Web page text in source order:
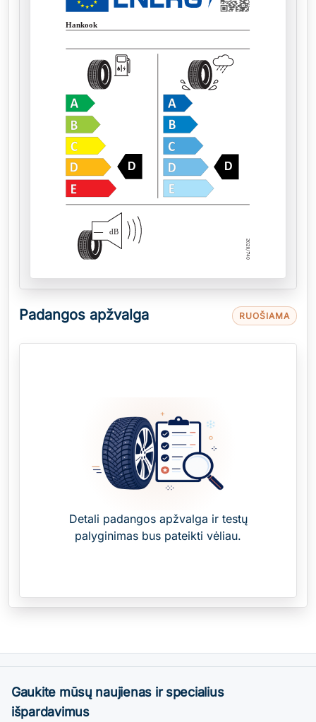
Hankook
D D
— dB
Padangos apžvalga RUOŠIAMA
Detali padangos apžvalga ir testų
palyginimas bus pateikti vėliau.
Gaukite mūsų naujienas ir specialius
išpardavimus